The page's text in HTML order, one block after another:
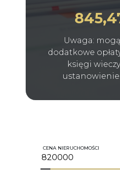
Uwaga:
dodatkowe
księgi
CENA NIERUCHOMOŚCI